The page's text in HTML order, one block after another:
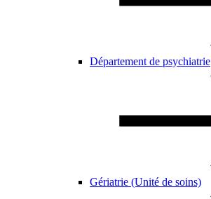
Département de psychiatrie
Gériatrie (Unité de soins)